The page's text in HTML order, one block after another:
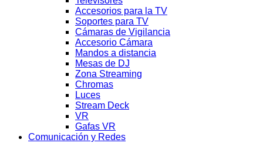
Accesorios para la TV
Soportes para TV
Cámaras de Vigilancia
Accesorio Cámara
Mandos a distancia
Mesas de DJ
Zona Streaming
Chromas
Luces
Stream Deck
VR
Gafas VR
Comunicación y Redes